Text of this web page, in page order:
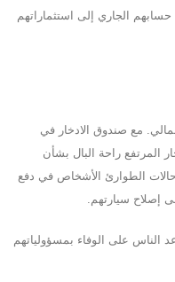
الجاري إلى استثماراتهم
مع صندوق الادخار في
المرتفع راحة البال بشأن
الطوارئ الأشخاص في دفع
إصلاح سيارتهم.
الناس على الوفاء بمسؤولياتهم